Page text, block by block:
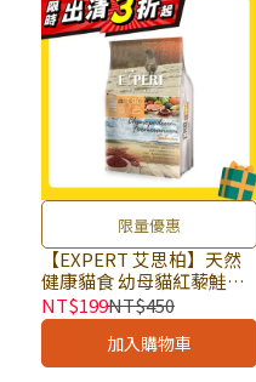
限量優惠
【EXPERT 艾思柏】天然
健康貓食 幼母貓紅藜鮭魚
配方 1.5kg × 包｜(廠效期
20260909) 貓乾糧 貓飼料
有穀飼料 幼貓飼料 紅藜貓
飼料｜即期品
NT$199NT$450
加入購物車